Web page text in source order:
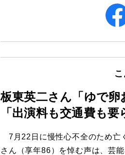
板東英二さん「ゆで
「出演料も交通費も
7月22日に慢性心不全のため亡
さん（享年86）を悼む声は、芸